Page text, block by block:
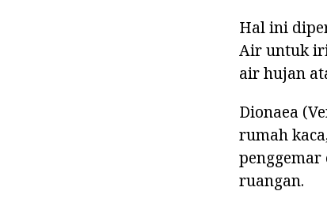
Hal ini
Air untuk
air hujan
Dionaea
rumah
ruangan.